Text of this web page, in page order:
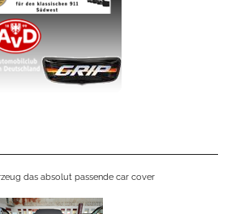
das absolut passende car cover